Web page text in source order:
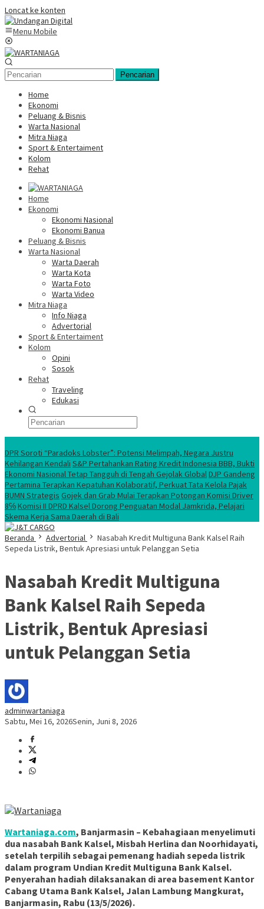
Loncat ke konten
Menu Mobile
Pencarian
Home
Ekonomi
Peluang & Bisnis
Warta Nasional
Mitra Niaga
Sport & Entertaiment
Kolom
Rehat
Home
Ekonomi
Ekonomi Nasional
Ekonomi Banua
Peluang & Bisnis
Warta Nasional
Warta Daerah
Warta Kota
Warta Foto
Warta Video
Mitra Niaga
Info Niaga
Advertorial
Sport & Entertaiment
Kolom
Opini
Sosok
Rehat
Traveling
Edukasi
DPR Soroti “Paradoks Lobster”: Potensi Melimpah, Negara Justru
Kehilangan Kendali S&P Pertahankan Rating Kredit Indonesia BBB, Bukti
Ekonomi Nasional Tetap Tangguh di Tengah Gejolak GlobalDJP Gandeng
Pertamina Terapkan Kepatuhan Kolaboratif, Perkuat Tata Kelola Pajak
BUMN Strategis Gojek dan Grab Mulai Terapkan Potongan Komisi Driver
8℅Komisi II DPRD Kalsel Dorong Penguatan Modal Jamkrida, Pelajari
Skema Kerja Sama Daerah di Bali
Beranda
Advertorial
Nasabah Kredit Multiguna Bank Kalsel Raih
Sepeda Listrik, Bentuk Apresiasi untuk Pelanggan Setia
Nasabah Kredit Multiguna
Bank Kalsel Raih Sepeda
Listrik, Bentuk Apresiasi
untuk Pelanggan Setia
adminwartaniaga
Sabtu, Mei 16, 2026Senin, Juni 8, 2026
Wartaniaga.com, Banjarmasin – Kebahagiaan menyelimuti
dua nasabah Bank Kalsel, Misbah Herlina dan Noorhidayati,
setelah terpilih sebagai pemenang hadiah sepeda listrik
dalam program Undian Kredit Multiguna Bank Kalsel.
Penyerahan hadiah dilaksanakan di area basement Kantor
Cabang Utama Bank Kalsel, Jalan Lambung Mangkurat,
Banjarmasin, Rabu (13/5/2026).